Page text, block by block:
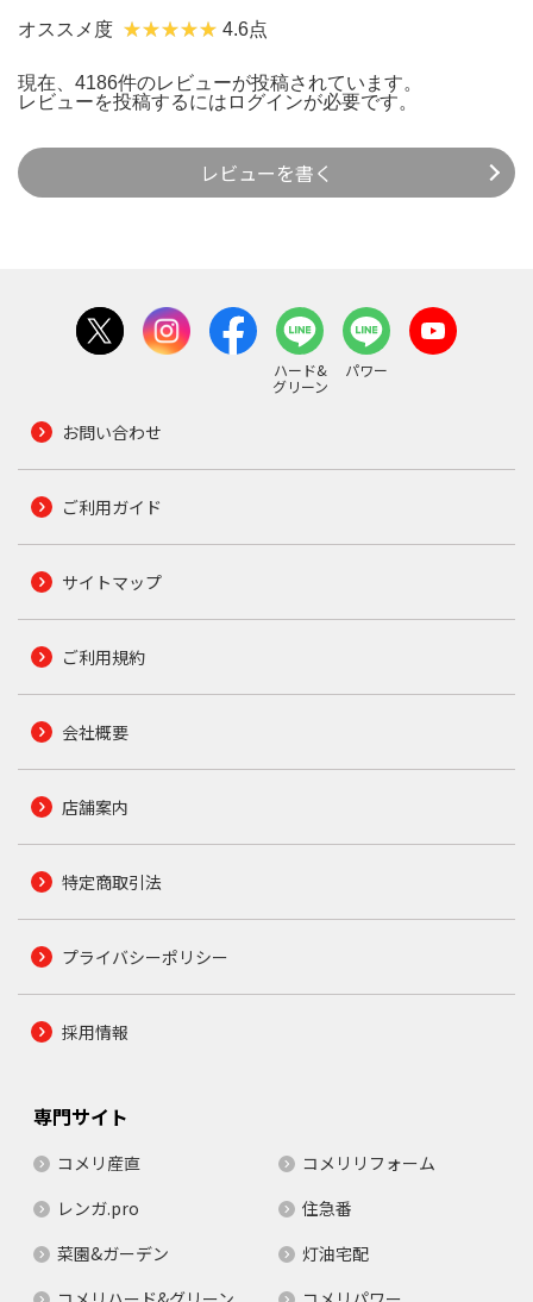
オススメ度 4.6点
現在、4186件のレビューが投稿されています。
レビューを投稿するには ログインが必要です。
レビューを書く
ハード&
グリーン
パワー
お問い合わせ
ご利用ガイド
サイトマップ
ご利用規約
会社概要
店舗案内
特定商取引法
プライバシーポリシー
採用情報
専門サイト
コメリ産直
コメリリフォーム
レンガ.pro
住急番
菜園&ガーデン
灯油宅配